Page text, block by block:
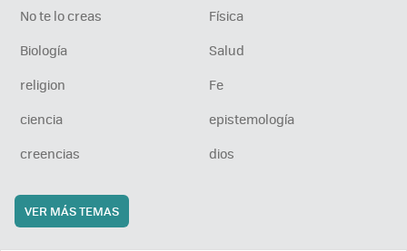
No te lo creas
Física
Biología
Salud
religion
Fe
ciencia
epistemología
creencias
dios
VER MÁS TEMAS